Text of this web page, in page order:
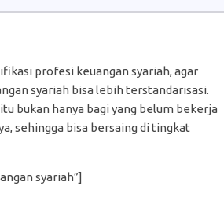
profesi keuangan syariah, agar
syariah bisa lebih terstandarisasi.
bukan hanya bagi yang belum bekerja
sehingga bisa bersaing di tingkat
syariah”]